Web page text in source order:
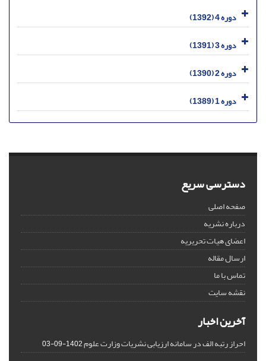
دوره 4 (1392)
دوره 3 (1391)
دوره 2 (1390)
دوره 1 (1389)
دسترسی سریع
صفحه اصلی
درباره نشریه
اعضای هیات تحریریه
ارسال مقاله
تماس با ما
نقشه سایت
آخرین اخبار
احراز رتبه الف در سامانه ارزیابی نشریات وزارت علوم1402-09-03